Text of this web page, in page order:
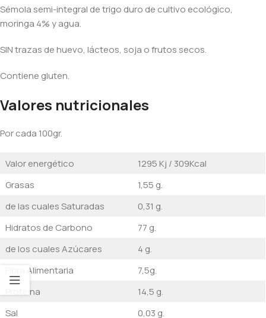
Sémola semi-integral de trigo duro de cultivo ecológico,
moringa 4% y agua.
SIN trazas de huevo, lácteos, soja o frutos secos.
Contiene gluten.
Valores nutricionales
Por cada 100gr.
Valor energético
1295 Kj / 309Kcal
Grasas
1,55 g.
de las cuales Saturadas
0,31 g.
Hidratos de Carbono
77 g.
de los cuales Azúcares
4 g.
Fibra Alimentaria
7,5g.
Proteína
14,5 g.
Sal
0,03 g.